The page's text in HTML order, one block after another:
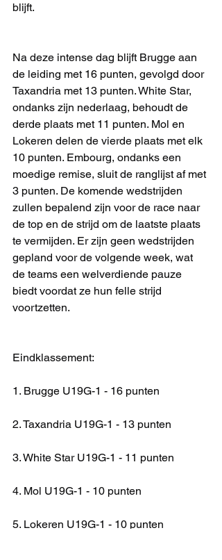
blijft.
Na deze intense dag blijft Brugge aan
de leiding met 16 punten, gevolgd door
Taxandria met 13 punten. White Star,
ondanks zijn nederlaag, behoudt de
derde plaats met 11 punten. Mol en
Lokeren delen de vierde plaats met elk
10 punten. Embourg, ondanks een
moedige remise, sluit de ranglijst af met
3 punten. De komende wedstrijden
zullen bepalend zijn voor de race naar
de top en de strijd om de laatste plaats
te vermijden. Er zijn geen wedstrijden
gepland voor de volgende week, wat
de teams een welverdiende pauze
biedt voordat ze hun felle strijd
voortzetten.
Eindklassement:
1. Brugge U19G-1 - 16 punten
2. Taxandria U19G-1 - 13 punten
3. White Star U19G-1 - 11 punten
4. Mol U19G-1 - 10 punten
5. Lokeren U19G-1 - 10 punten